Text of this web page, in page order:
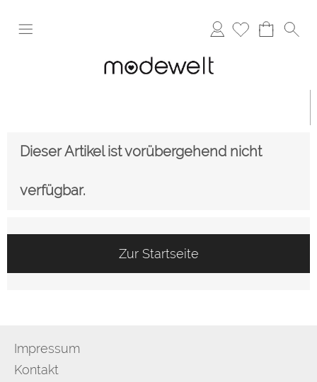
Anmelden
Dieser Artikel ist vorübergehend nicht
verfügbar.
Zur Startseite
Impressum
Kontakt